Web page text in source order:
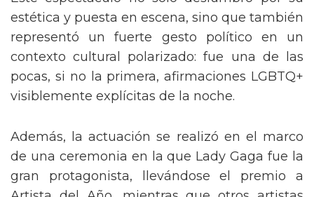
Este espectáculo no solo deslumbró por su
estética y puesta en escena, sino que también
representó un fuerte gesto político en un
contexto cultural polarizado: fue una de las
pocas, si no la primera, afirmaciones LGBTQ+
visiblemente explícitas de la noche.
Además, la actuación se realizó en el marco
de una ceremonia en la que Lady Gaga fue la
gran protagonista, llevándose el premio a